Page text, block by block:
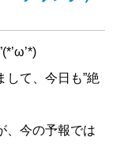
して、今日も”絶
、今の予報では